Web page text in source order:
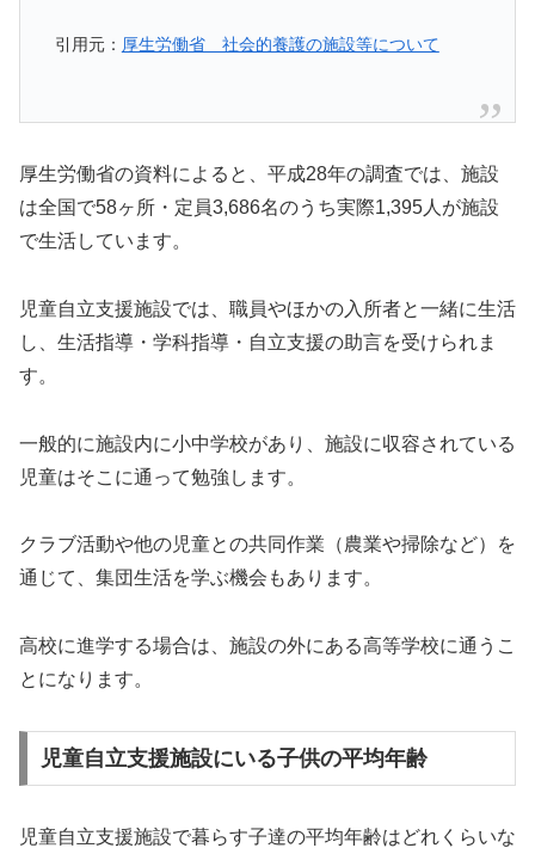
引用元： 厚生労働省 社会的養護の施設等について
厚生労働省の資料によると、平成28年の調査では、施設
は全国で58ヶ所・定員3,686名のうち実際1,395人が施設
で生活しています。
児童自立支援施設では、職員やほかの入所者と一緒に生活
し、生活指導・学科指導・自立支援の助言を受けられま
す。
一般的に施設内に小中学校があり、施設に収容されている
児童はそこに通って勉強します。
クラブ活動や他の児童との共同作業（農業や掃除など）を
通じて、集団生活を学ぶ機会もあります。
高校に進学する場合は、施設の外にある高等学校に通うこ
とになります。
児童自立支援施設にいる子供の平均年齢
児童自立支援施設で暮らす子達の平均年齢はどれくらいな